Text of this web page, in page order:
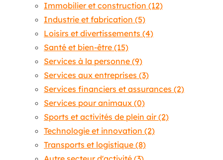
Immobilier et construction (12)
Industrie et fabrication (5)
Loisirs et divertissements (4)
Santé et bien-être (15)
Services à la personne (9)
Services aux entreprises (3)
Services financiers et assurances (2)
Services pour animaux (0)
Sports et activités de plein air(2)
Technologie et innovation (2)
Transports et logistique (8)